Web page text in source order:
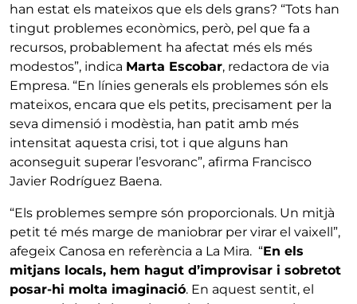
han estat els mateixos que els dels grans? “Tots han
tingut problemes econòmics, però, pel que fa a
recursos, probablement ha afectat més els més
modestos”, indica Marta Escobar, redactora de via
Empresa. “En línies generals els problemes són els
mateixos, encara que els petits, precisament per la
seva dimensió i modèstia, han patit amb més
intensitat aquesta crisi, tot i que alguns han
aconseguit superar l’esvoranc”, afirma Francisco
Javier Rodríguez Baena.
“Els problemes sempre són proporcionals. Un mitjà
petit té més marge de maniobrar per virar el vaixell”,
afegeix Canosa en referència a La Mira. “En els
mitjans locals, hem hagut d’improvisar i sobretot
posar-hi molta imaginació. En aquest sentit, el